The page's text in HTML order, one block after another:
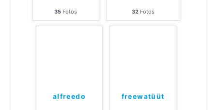
35 Fotos 32Fotos
alfreedo freewatüüt